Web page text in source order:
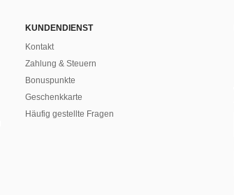
KUNDENDIENST
Kontakt
Zahlung & Steuern
Bonuspunkte
Geschenkkarte
Häufig gestellte Fragen